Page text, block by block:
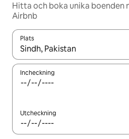
Hitta och boka unika boenden
Airbnb
Plats
När resultaten är tillgängliga
Incheckning
Utcheckning